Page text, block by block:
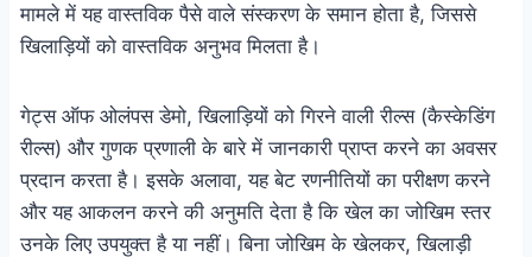
मामले में यह वास्तविक पैसे वाले संस्करण के समान होता है, जिससे
खिलाड़ियों को वास्तविक अनुभव मिलता है।
गेट्स ऑफ ओलंपस डेमो, खिलाड़ियों को गिरने वाली रील्स (कैस्केडिंग
रील्स) और गुणक प्रणाली के बारे में जानकारी प्राप्त करने का अवसर
प्रदान करता है। इसके अलावा, यह बेट रणनीतियों का परीक्षण करने
और यह आकलन करने की अनुमति देता है कि खेल का जोखिम स्तर
उनके लिए उपयुक्त है या नहीं। बिना जोखिम के खेलकर, खिलाड़ी